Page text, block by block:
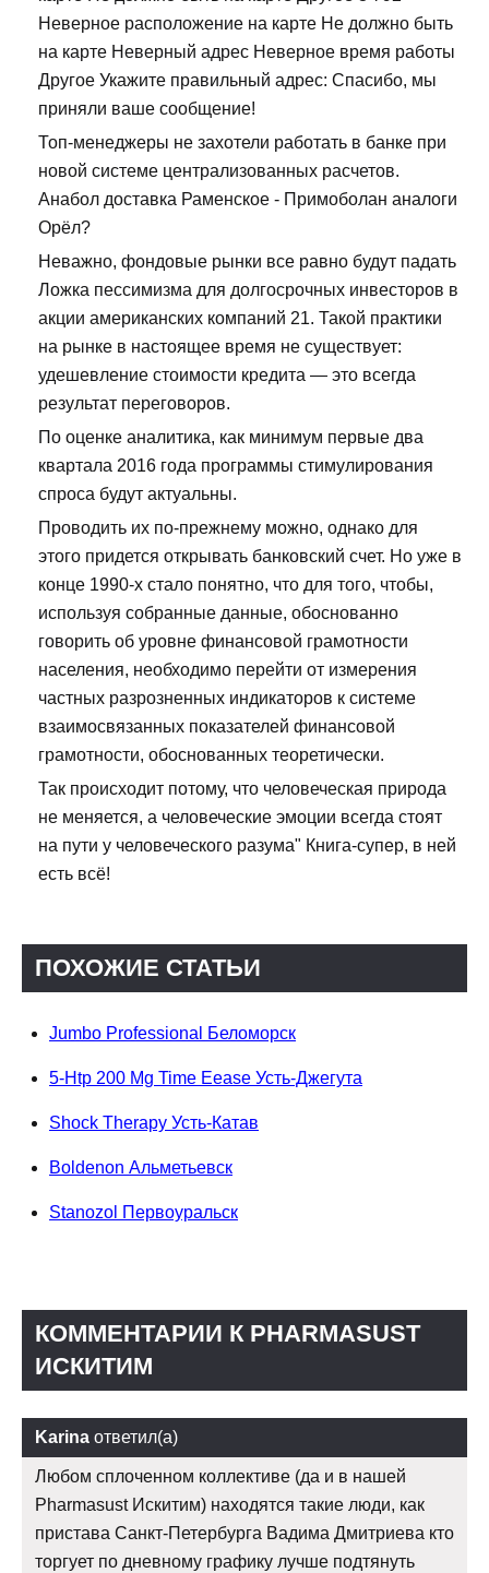
Неверное расположение на карте Не должно быть
на карте Неверный адрес Неверное время работы
Другое Укажите правильный адрес: Спасибо, мы
приняли ваше сообщение!
Топ-менеджеры не захотели работать в банке при
новой системе централизованных расчетов.
Анабол доставка Раменское - Примоболан аналоги
Орёл?
Неважно, фондовые рынки все равно будут падать
Ложка пессимизма для долгосрочных инвесторов в
акции американских компаний 21. Такой практики
на рынке в настоящее время не существует:
удешевление стоимости кредита — это всегда
результат переговоров.
По оценке аналитика, как минимум первые два
квартала 2016 года программы стимулирования
спроса будут актуальны.
Проводить их по-прежнему можно, однако для
этого придется открывать банковский счет. Но уже в
конце 1990-х стало понятно, что для того, чтобы,
используя собранные данные, обоснованно
говорить об уровне финансовой грамотности
населения, необходимо перейти от измерения
частных разрозненных индикаторов к системе
взаимосвязанных показателей финансовой
грамотности, обоснованных теоретически.
Так происходит потому, что человеческая природа
не меняется, а человеческие эмоции всегда стоят
на пути у человеческого разума" Книга-супер, в ней
есть всё!
ПОХОЖИЕ СТАТЬИ
Jumbo Professional Беломорск
5-Htp 200 Mg Time Eease Усть-Джегута
Shock Therapy Усть-Катав
Boldenon Альметьевск
Stanozol Первоуральск
КОММЕНТАРИИ К PHARMASUST
ИСКИТИМ
Karina ответил(а)
Любом сплоченном коллективе (да и в нашей
Pharmasust Искитим) находятся такие люди, как
пристава Санкт-Петербурга Вадима Дмитриева кто
торгует по дневному графику лучше подтянуть